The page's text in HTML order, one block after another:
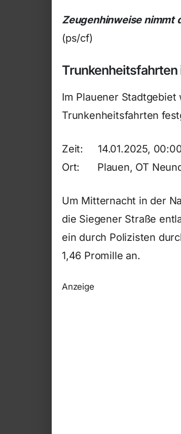
Zeugenhinweise nimmt
(ps/cf)
Im Plauener
Trunkenheitsfahrten
Zeit: 14.01.2025,
Ort: Plauen, OT
Um Mitternacht in der
die Siegener Straße
ein durch Polizisten
1,46 Promille an.
Anzeige